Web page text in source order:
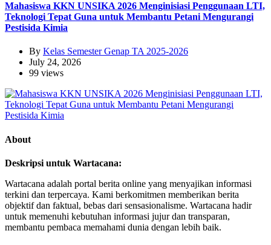
Mahasiswa KKN UNSIKA 2026 Menginisiasi Penggunaan LTI,
Teknologi Tepat Guna untuk Membantu Petani Mengurangi
Pestisida Kimia
By Kelas Semester Genap TA 2025-2026
July 24, 2026
99 views
About
Deskripsi untuk Wartacana:
Wartacana adalah portal berita online yang menyajikan informasi
terkini dan terpercaya. Kami berkomitmen memberikan berita
objektif dan faktual, bebas dari sensasionalisme. Wartacana hadir
untuk memenuhi kebutuhan informasi jujur dan transparan,
membantu pembaca memahami dunia dengan lebih baik.